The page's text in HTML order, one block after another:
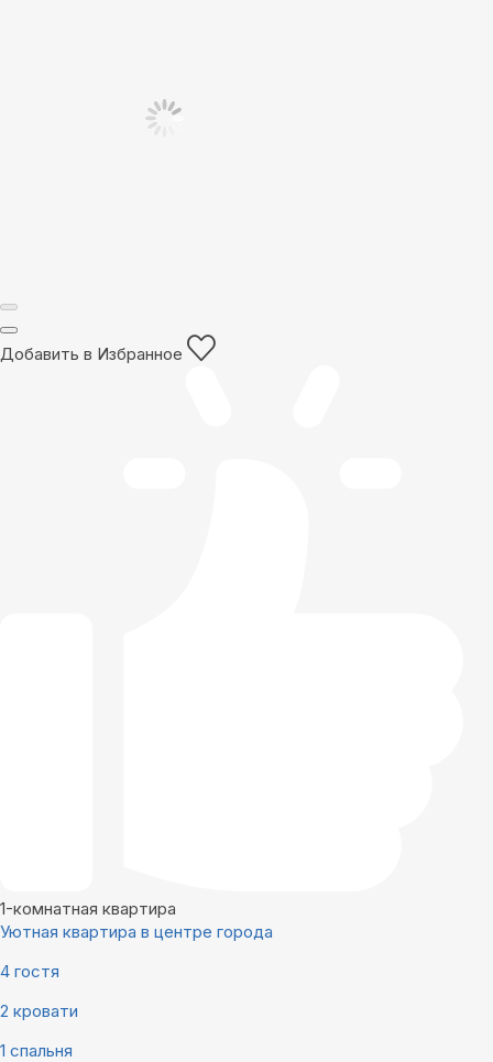
Добавить в Избранное
1-комнатная квартира
Уютная квартира в центре города
4 гостя
2 кровати
1 спальня